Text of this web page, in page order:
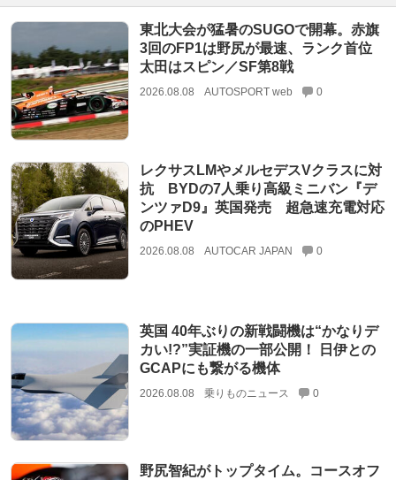
東北大会が猛暑のSUGOで開幕。赤旗
3回のFP1は野尻が最速、ランク首位
太田はスピン／SF第8戦
2026.08.08 AUTOSPORT web 0
レクサスLMやメルセデスVクラスに対
抗 BYDの7人乗り高級ミニバン『デ
ンツァD9』英国発売 超急速充電対応
のPHEV
2026.08.08 AUTOCAR JAPAN 0
英国 40年ぶりの新戦闘機は“かなりデ
カい!?”実証機の一部公開！ 日伊との
GCAPにも繋がる機体
2026.08.08 乗りものニュース 0
野尻智紀がトップタイム。コースオフ